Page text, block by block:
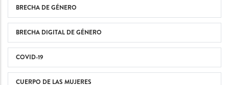
BRECHA DE GÉNERO
BRECHA DIGITAL DE GÉNERO
COVID-19
CUERPO DE LAS MUJERES